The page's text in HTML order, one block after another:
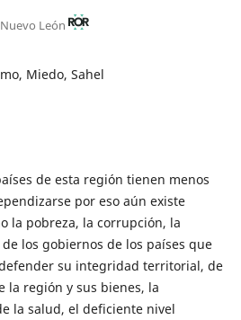
León
Miedo, Sahel
de esta región tienen menos
por eso aún existe
la pobreza, la corrupción, la
los gobiernos de los países que
su integridad territorial, de
la región y sus bienes, la
la salud, el deficiente nivel